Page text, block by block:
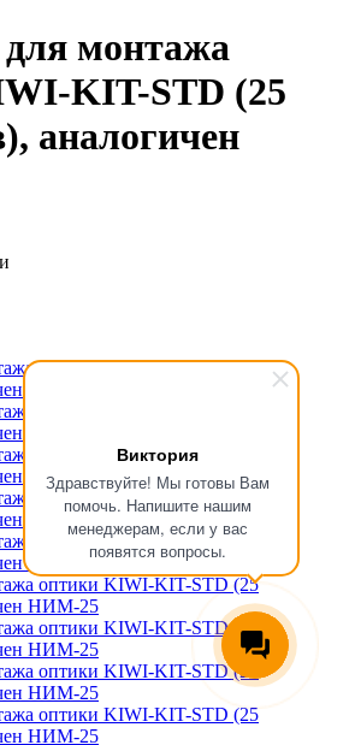
Виктория
Здравствуйте! Мы готовы Вам
помочь. Напишите нашим
менеджерам, если у вас
появятся вопросы.
монтажа
KIT-STD (25
аналогичен